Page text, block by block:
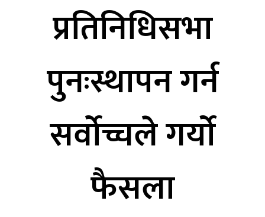
प्रतिनिधिसभा
पुनःस्थापन गर्न
सर्वोच्चले गर्याे
फैसला